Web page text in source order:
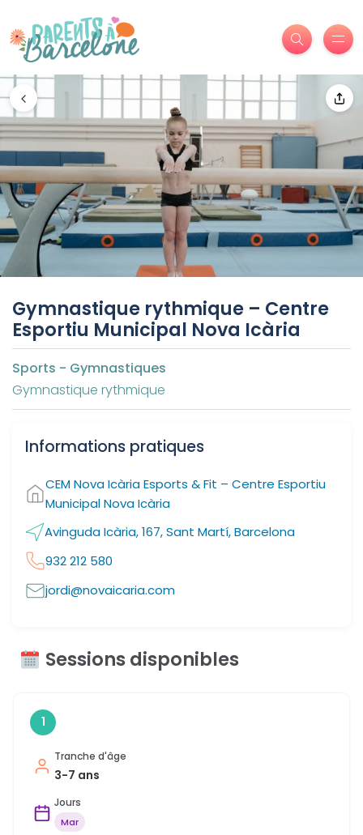
Gymnastique rythmique – Centre
Esportiu Municipal Nova Icària
Sports - Gymnastiques
Gymnastique rythmique
Informations pratiques
CEM Nova Icària Esports & Fit – Centre Esportiu
Municipal Nova Icària
Avinguda Icària, 167, Sant Martí, Barcelona
932 212 580
jordi@novaicaria.com
Sessions disponibles
1
Tranche d'âge
3-7 ans
Jours
Mar